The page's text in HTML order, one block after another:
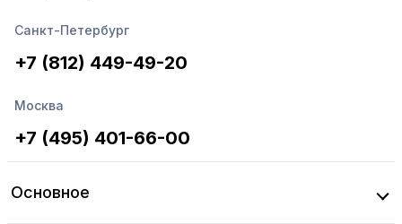
Санкт-Петербург
+7 (812) 449-49-20
Москва
+7 (495) 401-66-00
Основное